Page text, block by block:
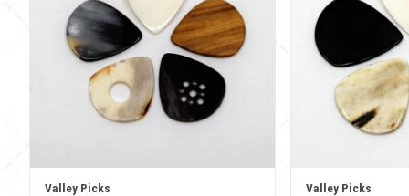
Valley Picks Valley Picks